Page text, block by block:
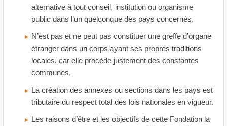
alternative à tout conseil, institution ou organisme
public dans l’un quelconque des pays concernés,
N’est pas et ne peut pas constituer une greffe d’organe
étranger dans un corps ayant ses propres traditions
locales, car elle procède justement des constantes
communes,
La création des annexes ou sections dans les pays est
tributaire du respect total des lois nationales en vigueur.
Les raisons d’être et les objectifs de cette Fondation la